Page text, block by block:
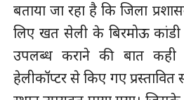
बताया जा रहा है कि जिला
लिए खत सेली के बिरमोऊ
उपलब्ध कराने की बात
हेलीकॉप्टर से किए गए